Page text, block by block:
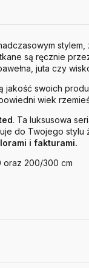
są ręcznie
juta czy
jakość swoich
wiek
. Ta luksusowa
do Twojego stylu
i fakturami.
oraz 200/300 cm